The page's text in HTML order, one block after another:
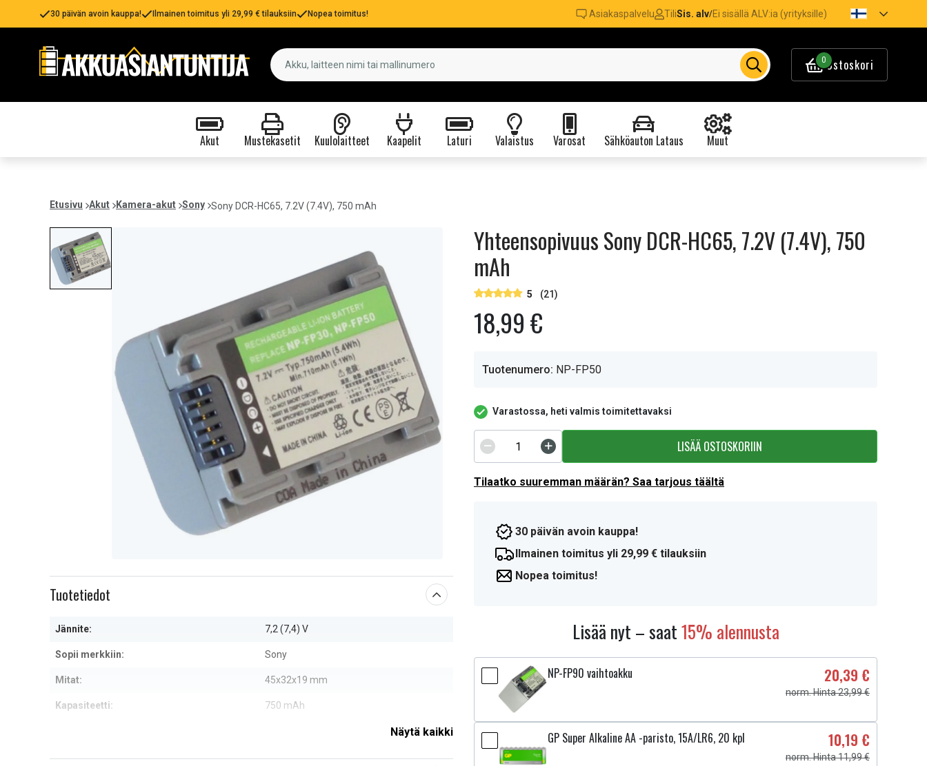
30 päivän avoin kauppa! Ilmainen toimitus yli 29,99 € tilauksiin Nopea toimitus! Asiakaspalvelu TiliSis. alv/Ei sisällä ALV:ia (yrityksille)
0Ostoskori
Akut Mustekasetit Kuulolaitteet Kaapelit Laturi Valaistus Varosat Sähköauton Lataus Muut
Etusivu Akut Kamera-akut Sony Sony DCR-HC65, 7.2V (7.4V), 750 mAh
Tuotetiedot
Jännite: 7,2 (7,4) V
Sopii merkkiin: Sony
Mitat: 45x32x19 mm
Kapasiteetti: 750 mAh
Näytä kaikki
Yhteensopivuus Sony DCR-HC65, 7.2V (7.4V), 750
mAh
5 (21)
18,99 €
Tuotenumero: NP-FP50
Varastossa, heti valmis toimitettavaksi
LISÄÄ OSTOSKORIIN
Tilaatko suuremman määrän? Saa tarjous täältä
30 päivän avoin kauppa!
Ilmainen toimitus yli 29,99 € tilauksiin
Nopea toimitus!
Lisää nyt – saat15% alennusta
NP-FP90 vaihtoakku 20,39 €
norm. Hinta 23,99 €
GP Super Alkaline AA -paristo, 15A/LR6, 20 kpl 10,19 €
norm. Hinta 11,99 €